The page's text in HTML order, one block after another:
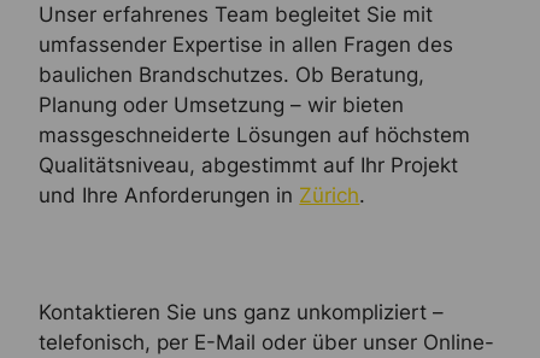
Unser erfahrenes Team begleitet Sie mit
umfassender Expertise in allen Fragen des
baulichen Brandschutzes. Ob Beratung,
Planung oder Umsetzung – wir bieten
massgeschneiderte Lösungen auf höchstem
Qualitätsniveau, abgestimmt auf Ihr Projekt
und Ihre Anforderungen in Zürich.
Kontaktieren Sie uns ganz unkompliziert –
telefonisch, per E-Mail oder über unser Online-